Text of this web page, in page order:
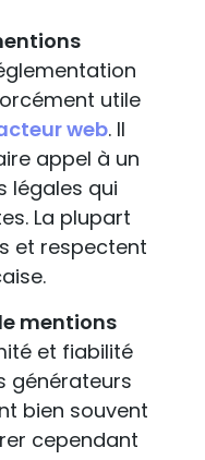
utile
web. Il
appel à un
légales qui
La plupart
et respectent
mentions
et fiabilité
générateurs
bien souvent
cependant